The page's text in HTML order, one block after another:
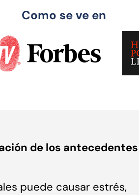
Como se ve en
de los antecedentes
puede causar estrés,